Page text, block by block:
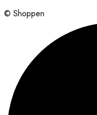
© Shoppen